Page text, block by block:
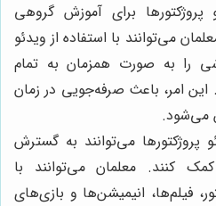
پروژکتورها برای آموزش گروهی
می‌توانند با استفاده از ویدئو
را به صورت همزمان به تمام
این امر، باعث صرفه‌جویی در زمان
می‌شود.
پروژکتورها می‌توانند به گسترش
کنند. معلمان می‌توانند با
فیلم‌ها، انیمیشن‌ها و بازی‌های